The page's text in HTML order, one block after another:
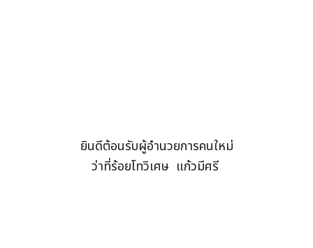
ยินดีต้อนรับผู้อำนวยการคนใหม่
ว่าที่ร้อยโทวิเศษ แก้วมีศรี